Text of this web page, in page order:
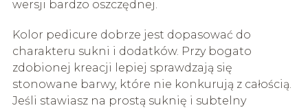
wersji bardzo oszczędnej.
Kolor pedicure dobrze jest dopasować do
charakteru sukni i dodatków. Przy bogato
zdobionej kreacji lepiej sprawdzają się
stonowane barwy, które nie konkurują z całością.
Jeśli stawiasz na prostą suknię i subtelny